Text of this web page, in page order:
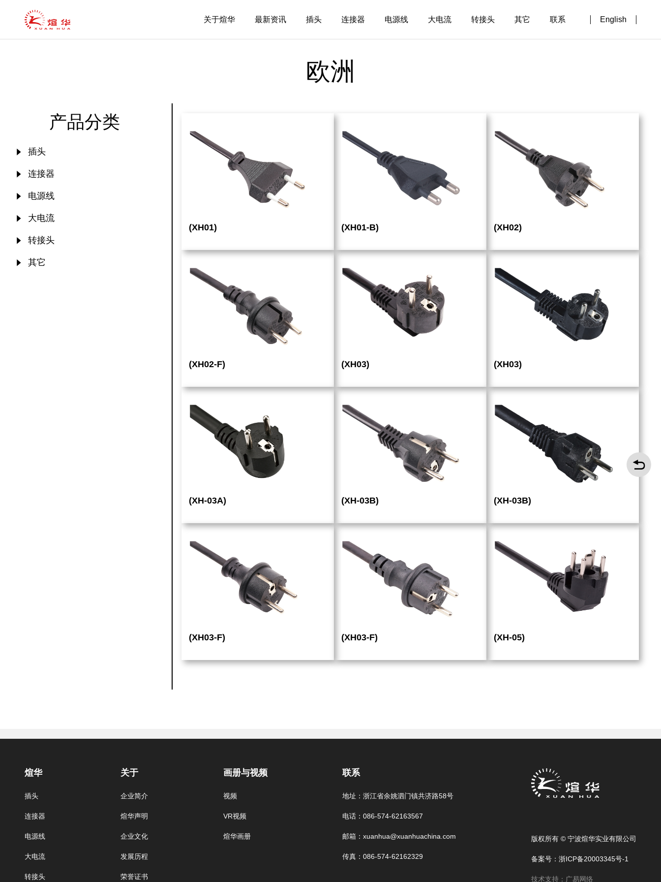
关于煊华 最新资讯 插头 连接器 电源线 大电流 转接头 其它 联系 English
欧洲
产品分类
插头
连接器
电源线
大电流
转接头
其它
(XH01) (XH01-B) (XH02)
(XH02-F) (XH03) (XH03)
(XH-03A) (XH-03B) (XH-03B)
(XH03-F) (XH03-F) (XH-05)
煊华
插头
连接器
电源线
大电流
转接头
关于
企业简介
煊华声明
企业文化
发展历程
荣誉证书
画册与视频
视频
VR视频
煊华画册
联系
地址：浙江省余姚泗门镇共济路58号
电话：086-574-62163567
邮箱：xuanhua@xuanhuachina.com
传真：086-574-62162329
版权所有 © 宁波煊华实业有限公司
备案号：浙ICP备20003345号-1
技术支持：广易网络